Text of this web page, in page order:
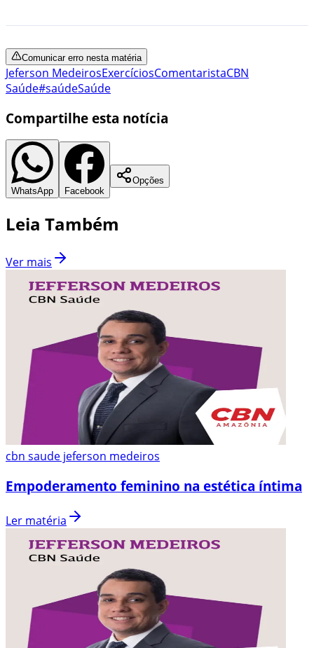
Comunicar erro nesta matéria
Jeferson MedeirosExercíciosComentaristaCBN
Saúde#saúdeSaúde
Compartilhe esta notícia
WhatsApp Facebook
Opções
Leia Também
Ver mais
cbn saude jeferson medeiros
Empoderamento feminino na estética íntima
Ler matéria